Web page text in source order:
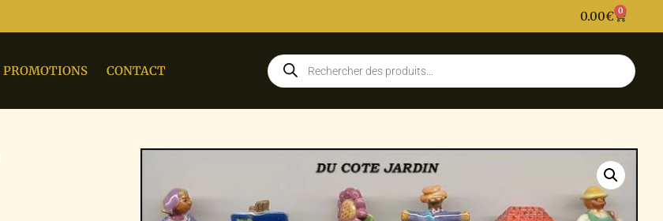
0.00€ 0
PROMOTIONS CONTACT